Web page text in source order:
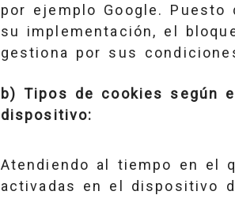
por ejemplo Google.
su implementación, el
gestiona por sus
b) Tipos de cookies según
dispositivo:
Atendiendo al tiempo en el
activadas en el dispositivo